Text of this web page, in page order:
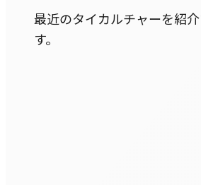
最近のタイカルチャーを紹
す。